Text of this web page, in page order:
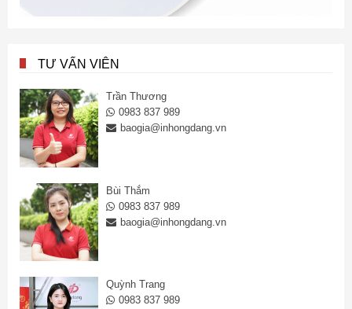
TƯ VẤN VIÊN
Trần Thương
0983 837 989
baogia@inhongdang.vn
Bùi Thắm
0983 837 989
baogia@inhongdang.vn
Quỳnh Trang
0983 837 989